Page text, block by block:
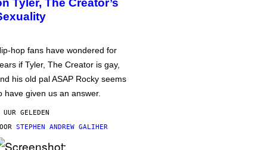
Tyler, The Creator’s
hop fans have wondered for
if Tyler, The Creator is gay,
his old pal ASAP Rocky seems
have given us an answer.
GELEDEN
STEPHEN ANDREW GALIHER